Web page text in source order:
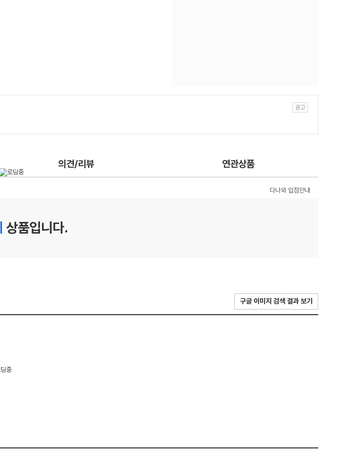
의견/리뷰 연관상품
다나와 입점안내
상품입니다.
구글 이미지 검색 결과 보기